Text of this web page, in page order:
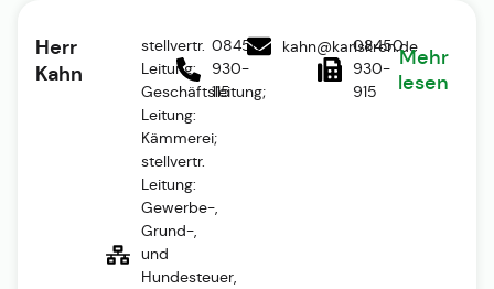
Herr
Kahn
stellvertr.
Leitung:
Geschäftsleitung;
Leitung:
Kämmerei;
stellvertr.
Leitung:
Gewerbe-,
Grund-,
und
Hundesteuer,
08450
930-
115
kahn@karlskron.de
08450
930-
915
Mehr
lesen